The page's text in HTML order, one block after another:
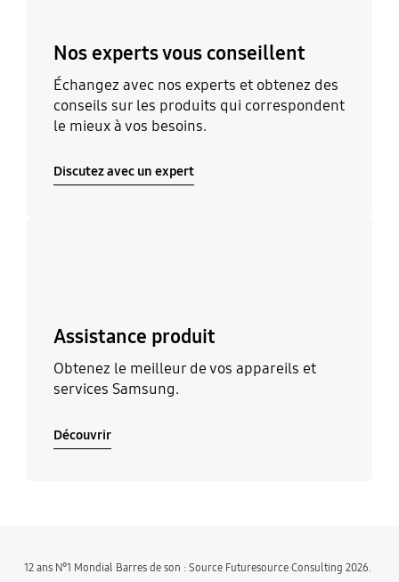
Nos experts vous conseillent
Échangez avec nos experts et obtenez des
conseils sur les produits qui correspondent
le mieux à vos besoins.
Discutez avec un expert
Assistance produit
Obtenez le meilleur de vos appareils et
services Samsung.
Découvrir
12 ans N°1 Mondial Barres de son : Source Futuresource Consulting 2026.